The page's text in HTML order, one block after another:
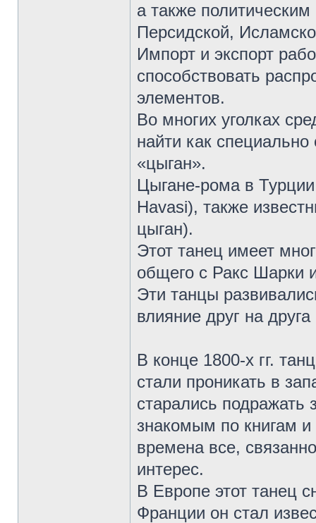
а также
Персидской,
Импорт и экспорт
способствовать
элементов.
Во многих уголках
найти как
«цыган».
Цыгане-рома в
Havasi), также
цыган).
Этот танец имеет
общего с Ракс Шарки
Эти танцы
влияние друг на
В конце 1800-х гг.
стали проникать в
старались
знакомым по книгам и
времена все,
интерес.
В Европе этот танец
Франции он стал